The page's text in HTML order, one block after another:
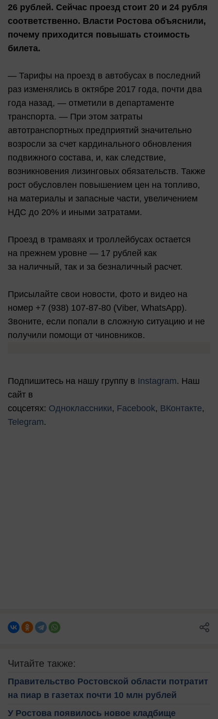
26 рублей. Сейчас проезд стоит 20 и 24 рубля
соответственно. Власти Ростова объяснили,
почему приходится повышать стоимость
билета.
— Тарифы на проезд в автобусах в последний
раз изменялись в октябре 2017 года, почти два
года назад, — отметили в департаменте
транспорта. — При этом затраты
автотранспортных предприятий значительно
возросли за счет кардинального обновления
подвижного состава, и, как следствие,
возникновения лизинговых обязательств. Также
рост обусловлен повышением цен на топливо,
на материалы и запасные части, увеличением
НДС до 20% и иными затратами.
Проезд в трамваях и троллейбусах остается
на прежнем уровне — 17 рублей как
за наличный, так и за безналичный расчет.
Присылайте свои новости, фото и видео на
номер +7 (938) 107-87-80 (Viber, WhatsApp).
Звоните, если попали в сложную ситуацию и не
получили помощи от чиновников.
Подпишитесь на нашу группу в Instagram. Наш
сайт в
соцсетях: Одноклассники, Facebook, ВКонтакте,
Telegram.
Читайте также:
Правительство Ростовской области потратит
на пиар в газетах почти 10 млн рублей
У Ростова появилось новое кладбище